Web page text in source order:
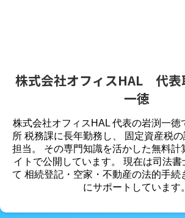
株式会社オフィスHAL 代
一徳
株式会社オフィスHAL 代表の岩渕一徳
所 税務課に長年勤務し、 固定資産税
担当。 その専門知識を活かした無料計
イトで公開しています。 現在は司法書
て 相続登記・空家・不動産の法的手続
にサポートしています。